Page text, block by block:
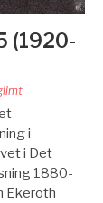
(1920-
i
i Det
1880-
Ekeroth